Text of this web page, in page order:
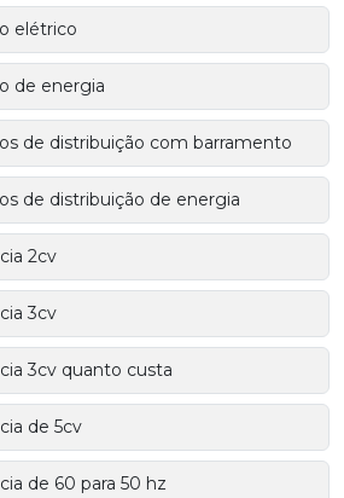
elétrico
de energia
de distribuição com barramento
de distribuição de energia
2cv
3cv
3cv quanto custa
de 5cv
de 60 para 50 hz